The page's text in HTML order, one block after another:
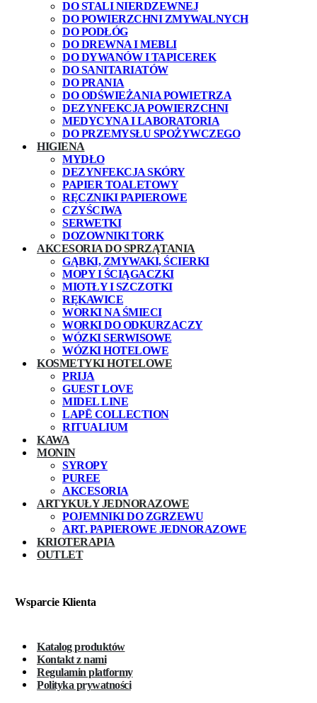
DO STALI NIERDZEWNEJ
DO POWIERZCHNI ZMYWALNYCH
DO PODŁÓG
DO DREWNA I MEBLI
DO DYWANÓW I TAPICEREK
DO SANITARIATÓW
DO PRANIA
DO ODŚWIEŻANIA POWIETRZA
DEZYNFEKCJA POWIERZCHNI
MEDYCYNA I LABORATORIA
DO PRZEMYSŁU SPOŻYWCZEGO
HIGIENA
MYDŁO
DEZYNFEKCJA SKÓRY
PAPIER TOALETOWY
RĘCZNIKI PAPIEROWE
CZYŚCIWA
SERWETKI
DOZOWNIKI TORK
AKCESORIA DO SPRZĄTANIA
GĄBKI, ZMYWAKI, ŚCIERKI
MOPY I ŚCIĄGACZKI
MIOTŁY I SZCZOTKI
RĘKAWICE
WORKI NA ŚMIECI
WORKI DO ODKURZACZY
WÓZKI SERWISOWE
WÓZKI HOTELOWE
KOSMETYKI HOTELOWE
PRIJA
GUEST LOVE
MIDEL LINE
LAPĒ COLLECTION
RITUALIUM
KAWA
MONIN
SYROPY
PUREE
AKCESORIA
ARTYKUŁY JEDNORAZOWE
POJEMNIKI DO ZGRZEWU
ART. PAPIEROWE JEDNORAZOWE
KRIOTERAPIA
OUTLET
Wsparcie Klienta
Katalog produktów
Kontakt z nami
Regulamin platformy
Polityka prywatności